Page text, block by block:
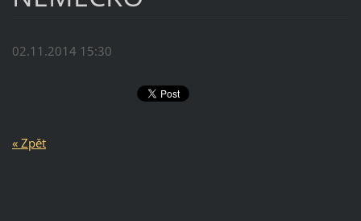
02.11.2014 15:30
« Zpět